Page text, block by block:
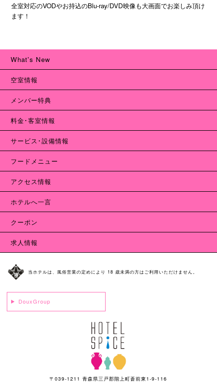
全室対応のVODやお持込のBlu-ray/DVD映像も大画面でお楽しみ頂け
ます！
What's New
空室情報
メンバー特典
料金･客室情報
サービス･設備情報
フードメニュー
アクセス情報
ホテルへ一言
クーポン
求人情報
当ホテルは、風俗営業の定めにより 18 歳未満の方はご利用いただけません。
DouxGroup
〒039-1211 青森県三戸郡階上町蒼前東1-9-116